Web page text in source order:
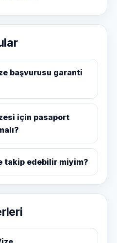
başvurusu garanti
için pasaport
takip edebilir miyim?